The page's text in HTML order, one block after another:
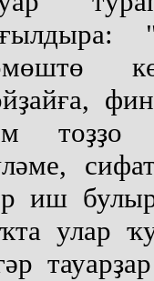
тоҙҙо
иш
улар